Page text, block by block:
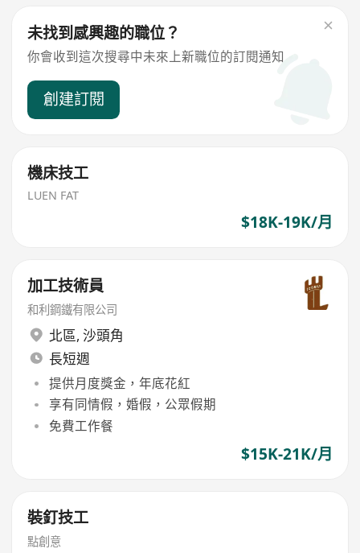
未找到感興趣的職位？
你會收到這次搜尋中未來上新職位的訂閱通知
創建訂閱
機床技工
LUEN FAT
$18K-19K/月
加工技術員
和利鋼鐵有限公司
北區, 沙頭角
長短週
提供月度獎金，年底花紅
享有同情假，婚假，公眾假期
免費工作餐
$15K-21K/月
裝釘技工
點創意